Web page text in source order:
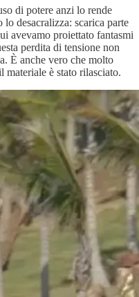
di potere anzi lo rende
desacralizza: scarica parte
avevamo proiettato fantasmi
perdita di tensione non
È anche vero che molto
materiale è stato rilasciato.